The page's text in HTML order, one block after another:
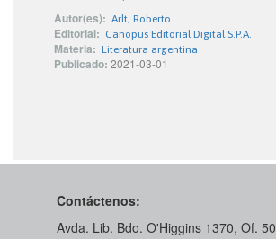
Autor(es): Arlt, Roberto
Editorial: Canopus Editorial Digital S.P.A.
Materia: Literatura argentina
Publicado: 2021-03-01
Contáctenos:
Avda. Lib. Bdo. O'Higgins 1370, Of.